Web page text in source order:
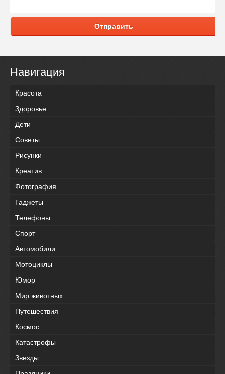
Отправить
Навигация
Красота
Здоровье
Дети
Советы
Рисунки
Креатив
Фотография
Гаджеты
Телефоны
Спорт
Автомобили
Мотоциклы
Юмор
Мир животных
Путешествия
Космос
Катастрофы
Звезды